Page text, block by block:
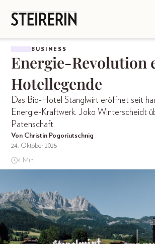
BUSINESS
Energie-Revolution
Hotellegende
Das Bio-Hotel Stanglwirt eröffnet seit
Energie-Kraftwerk. Joko Winterscheidt
Patenschaft.
Von Christin Pogoriutschnig
24. Oktober 2025
4 Min.